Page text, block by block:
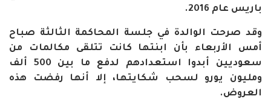
باريس عام 2016
.
وقد صرحت الوالدة في جلسة المحاكمة الثالثة صباح
أمس الأربعاء بأن ابنتها كانت تتلقى مكالمات من
سعوديين أبدوا استعدادهم لدفع ما بين 500 ألف
ومليون يورو لسحب شكايتها، إلا أنها رفضت هذه
العروض.